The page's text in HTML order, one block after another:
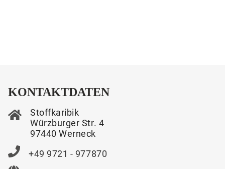
KONTAKTDATEN
Stoffkaribik
Würzburger Str. 4
97440 Werneck
+49 9721 - 977870